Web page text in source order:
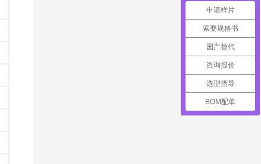
申请样片
索要规格书
国产替代
咨询报价
选型指导
BOM配单